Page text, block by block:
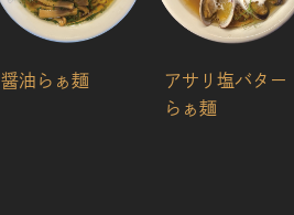
醤油らぁ麺
アサリ塩バター
らぁ麺